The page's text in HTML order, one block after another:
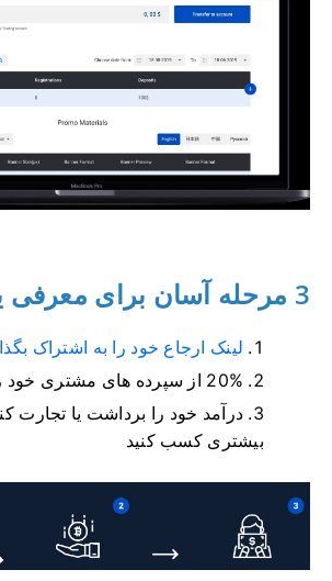
3 مرحله آسان برای معرفی یک دوست
لینک ارجاع خود را به اشتراک
20% از سپرده های مشتری خود را پس بگیرید
درآمد خود را برداشت یا تجارت
بیشتری کسب کنید